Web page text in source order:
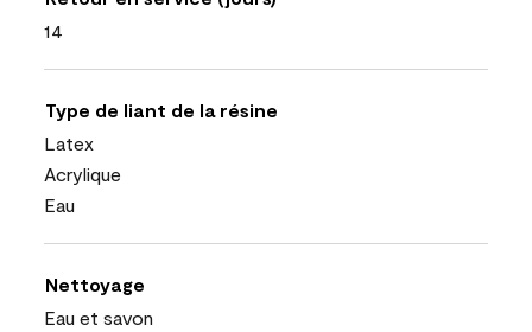
14
Type de liant de la résine
Latex
Acrylique
Eau
Nettoyage
Eau et savon